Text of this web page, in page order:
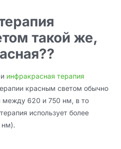
такой же,
инфракрасная терапия
красным светом обычно
между 620 и 750 нм, в то
использует более
нм).